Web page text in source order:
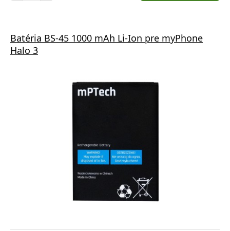
Batéria BS-45 1000 mAh Li-Ion pre myPhone
Halo 3